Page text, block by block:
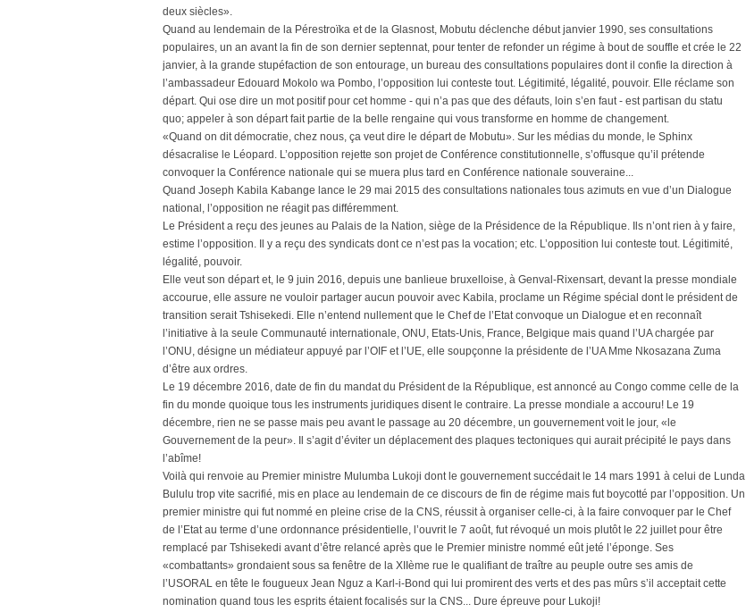
deux siècles».
Quand au lendemain de la Pérestroïka et de la Glasnost, Mobutu déclenche début janvier 1990, ses consultations
populaires, un an avant la fin de son dernier septennat, pour tenter de refonder un régime à bout de souffle et crée le 22
janvier, à la grande stupéfaction de son entourage, un bureau des consultations populaires dont il confie la direction à
l’ambassadeur Edouard Mokolo wa Pombo, l’opposition lui conteste tout. Légitimité, légalité, pouvoir. Elle réclame son
départ. Qui ose dire un mot positif pour cet homme - qui n’a pas que des défauts, loin s’en faut - est partisan du statu
quo; appeler à son départ fait partie de la belle rengaine qui vous transforme en homme de changement.
«Quand on dit démocratie, chez nous, ça veut dire le départ de Mobutu». Sur les médias du monde, le Sphinx
désacralise le Léopard. L’opposition rejette son projet de Conférence constitutionnelle, s’offusque qu’il prétende
convoquer la Conférence nationale qui se muera plus tard en Conférence nationale souveraine...
Quand Joseph Kabila Kabange lance le 29 mai 2015 des consultations nationales tous azimuts en vue d’un Dialogue
national, l’opposition ne réagit pas différemment.
Le Président a reçu des jeunes au Palais de la Nation, siège de la Présidence de la République. Ils n’ont rien à y faire,
estime l’opposition. Il y a reçu des syndicats dont ce n’est pas la vocation; etc. L’opposition lui conteste tout. Légitimité,
légalité, pouvoir.
Elle veut son départ et, le 9 juin 2016, depuis une banlieue bruxelloise, à Genval-Rixensart, devant la presse mondiale
accourue, elle assure ne vouloir partager aucun pouvoir avec Kabila, proclame un Régime spécial dont le président de
transition serait Tshisekedi. Elle n’entend nullement que le Chef de l’Etat convoque un Dialogue et en reconnaît
l’initiative à la seule Communauté internationale, ONU, Etats-Unis, France, Belgique mais quand l’UA chargée par
l’ONU, désigne un médiateur appuyé par l’OIF et l’UE, elle soupçonne la présidente de l’UA Mme Nkosazana Zuma
d’être aux ordres.
Le 19 décembre 2016, date de fin du mandat du Président de la République, est annoncé au Congo comme celle de la
fin du monde quoique tous les instruments juridiques disent le contraire. La presse mondiale a accouru! Le 19
décembre, rien ne se passe mais peu avant le passage au 20 décembre, un gouvernement voit le jour, «le
Gouvernement de la peur». Il s’agit d’éviter un déplacement des plaques tectoniques qui aurait précipité le pays dans
l’abîme!
Voilà qui renvoie au Premier ministre Mulumba Lukoji dont le gouvernement succédait le 14 mars 1991 à celui de Lunda
Bululu trop vite sacrifié, mis en place au lendemain de ce discours de fin de régime mais fut boycotté par l’opposition. Un
premier ministre qui fut nommé en pleine crise de la CNS, réussit à organiser celle-ci, à la faire convoquer par le Chef
de l’Etat au terme d’une ordonnance présidentielle, l’ouvrit le 7 août, fut révoqué un mois plutôt le 22 juillet pour être
remplacé par Tshisekedi avant d’être relancé après que le Premier ministre nommé eût jeté l’éponge. Ses
«combattants» grondaient sous sa fenêtre de la XIIème rue le qualifiant de traître au peuple outre ses amis de
l’USORAL en tête le fougueux Jean Nguz a Karl-i-Bond qui lui promirent des verts et des pas mûrs s’il acceptait cette
nomination quand tous les esprits étaient focalisés sur la CNS... Dure épreuve pour Lukoji!